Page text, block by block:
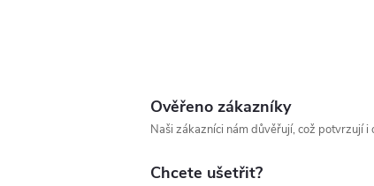
Ověřeno zákazníky
Naši zákazníci nám důvěřují, což potvrzují i
Chcete ušetřit?